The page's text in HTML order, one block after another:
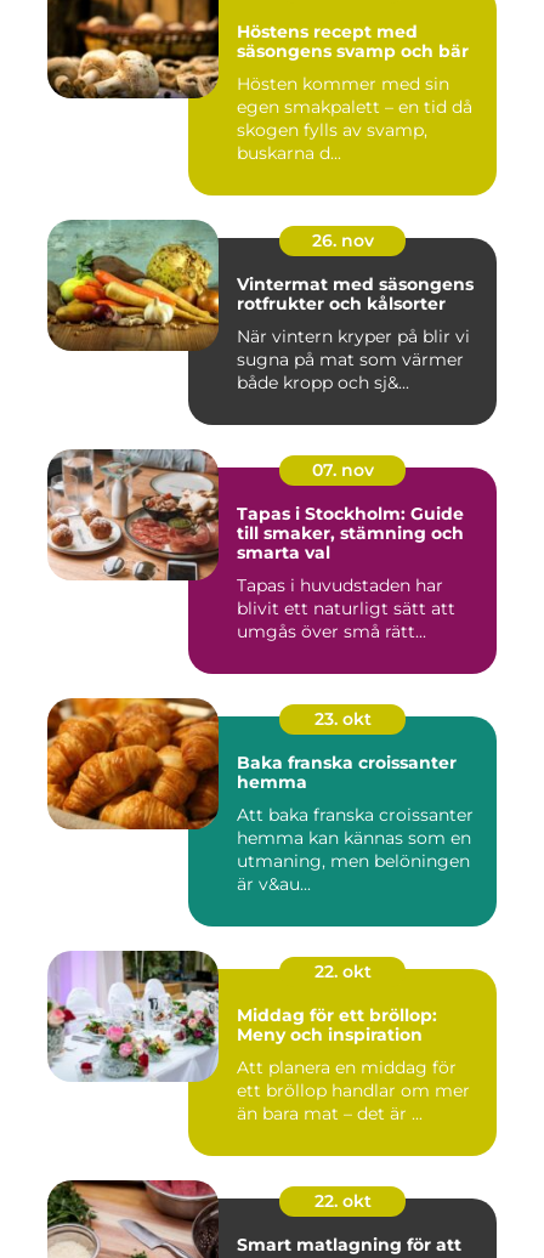
Höstens recept med
säsongens svamp och bär
Hösten kommer med sin
egen smakpalett – en tid då
skogen fylls av svamp,
buskarna d...
26. nov
Vintermat med säsongens
rotfrukter och kålsorter
När vintern kryper på blir vi
sugna på mat som värmer
både kropp och sj&...
07. nov
Tapas i Stockholm: Guide
till smaker, stämning och
smarta val
Tapas i huvudstaden har
blivit ett naturligt sätt att
umgås över små rätt...
23. okt
Baka franska croissanter
hemma
Att baka franska croissanter
hemma kan kännas som en
utmaning, men belöningen
är v&au...
22. okt
Middag för ett bröllop:
Meny och inspiration
Att planera en middag för
ett bröllop handlar om mer
än bara mat – det är ...
22. okt
Smart matlagning för att